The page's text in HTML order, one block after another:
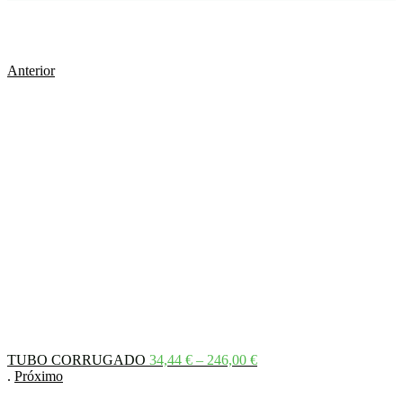
Anterior
TUBO CORRUGADO 34,44 € – 246,00 €Price
. Próximo